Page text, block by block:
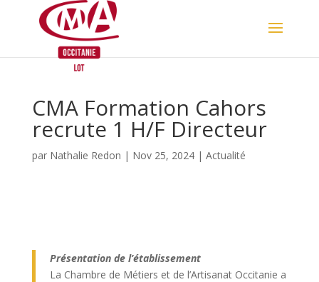
CMA Formation Cahors
recrute 1 H/F Directeur
par Nathalie Redon | Nov 25, 2024| Actualité
Présentation de l’établissement
La Chambre de Métiers et de l’Artisanat Occitanie a